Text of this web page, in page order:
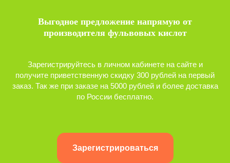
Выгодное предложение напрямую от
производителя фульвовых кислот
Зарегистрируйтесь в личном кабинете на сайте и
получите приветственную скидку 300 рублей на первый
заказ. Так же при заказе на 5000 рублей и более доставка
по России бесплатно.
Зарегистрироваться